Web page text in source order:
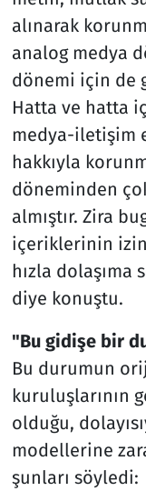
alınarak
analog medya
dönemi için de
Hatta ve hatta
medya-iletişim
hakkıyla
döneminden
almıştır. Zira
içeriklerinin
hızla
diye konuştu.
"Bu gidişe bir
Bu durumun
kuruluşlarının
olduğu,
modellerine
şunları söyledi: